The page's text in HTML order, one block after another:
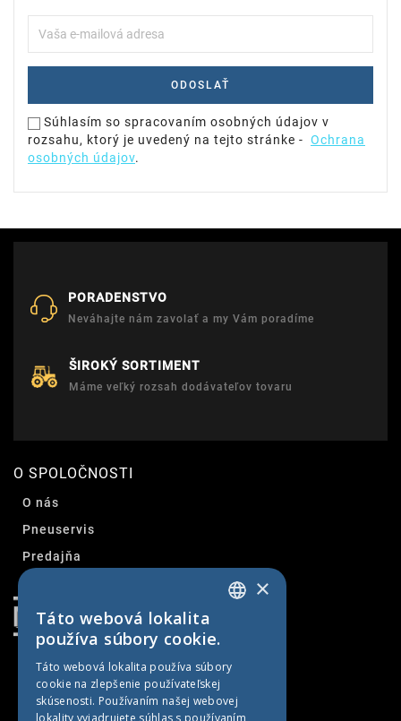
Súhlasím so spracovaním osobných údajov v
rozsahu, ktorý je uvedený na tejto stránke - Ochrana
osobných údajov.
PORADENSTVO
Neváhajte nám zavolať a my Vám poradíme
ŠIROKÝ SORTIMENT
Máme veľký rozsah dodávateľov tovaru
O SPOLOČNOSTI
O nás
Pneuservis
Predajňa
SLOVAK
GERMAN
HUNGARIAN
×
Táto webová lokalita
používa súbory cookie.
Táto webová lokalita používa súbory
cookie na zlepšenie používateľskej
skúsenosti. Používaním našej webovej
lokality vyjadrujete súhlas s používaním